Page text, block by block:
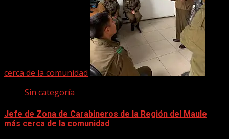
cerca de la comunidad
Sin categoría
Jefe de Zona de Carabineros de la Región del Maule
más cerca de la comunidad